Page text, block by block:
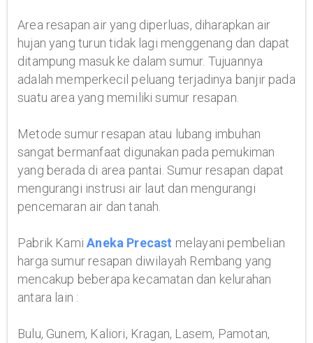
Area resapan air yang diperluas, diharapkan air
hujan yang turun tidak lagi menggenang dan dapat
ditampung masuk ke dalam sumur. Tujuannya
adalah memperkecil peluang terjadinya banjir pada
suatu area yang memiliki sumur resapan.
Metode sumur resapan atau lubang imbuhan
sangat bermanfaat digunakan pada pemukiman
yang berada di area pantai. Sumur resapan dapat
mengurangi instrusi air laut dan mengurangi
pencemaran air dan tanah.
Pabrik KamiAneka Precast melayani pembelian
harga sumur resapan diwilayah Rembang yang
mencakup beberapa kecamatan dan kelurahan
antara lain :
Bulu, Gunem, Kaliori, Kragan, Lasem, Pamotan,